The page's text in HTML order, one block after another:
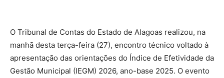
O Tribunal de Contas do Estado de Alagoas realizou, na
manhã desta terça-feira (27), encontro técnico voltado à
apresentação das orientações do Índice de Efetividade da
Gestão Municipal (IEGM) 2026, ano-base 2025. O evento